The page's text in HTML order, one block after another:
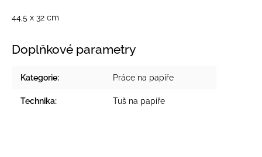
44,5 x 32 cm
Doplňkové parametry
Kategorie: Práce na papíře
Technika: Tuš na papíře